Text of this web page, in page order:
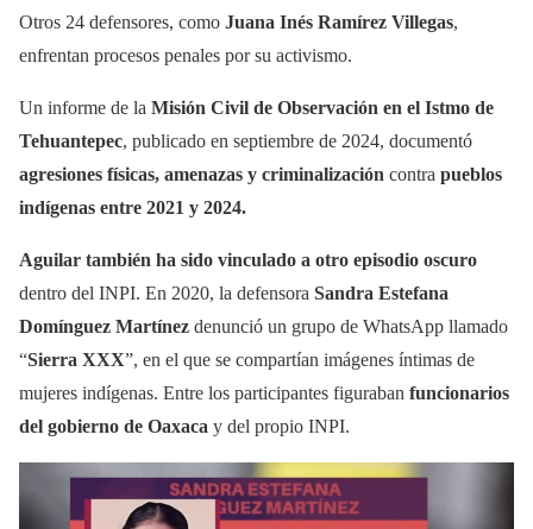
Otros 24 defensores, como Juana Inés Ramírez Villegas,
enfrentan procesos penales por su activismo.
Un informe de la Misión Civil de Observación en el Istmo de
Tehuantepec, publicado en septiembre de 2024, documentó
agresiones físicas, amenazas y criminalización contra pueblos
indígenas entre 2021 y 2024.
Aguilar también ha sido vinculado a otro episodio oscuro
dentro del INPI. En 2020, la defensora Sandra Estefana
Domínguez Martínez denunció un grupo de WhatsApp llamado
“Sierra XXX”, en el que se compartían imágenes íntimas de
mujeres indígenas. Entre los participantes figuraban funcionarios
del gobierno de Oaxaca y del propio INPI.